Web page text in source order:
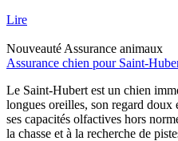
Lire
Nouveauté Assurance animaux
Assurance chien pour Saint-
Le Saint-Hubert est un chien
longues oreilles, son regard
ses capacités olfactives hors
la chasse et à la recherche de